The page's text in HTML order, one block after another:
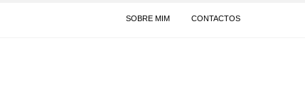
SOBRE MIM CONTACTOS